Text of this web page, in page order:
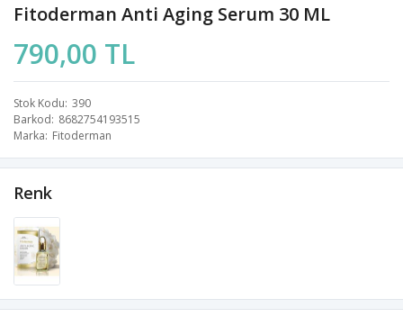
Fitoderman Anti Aging Serum 30 ML
790,00 TL
Stok Kodu 390
Barkod 8682754193515
Marka Fitoderman
Renk